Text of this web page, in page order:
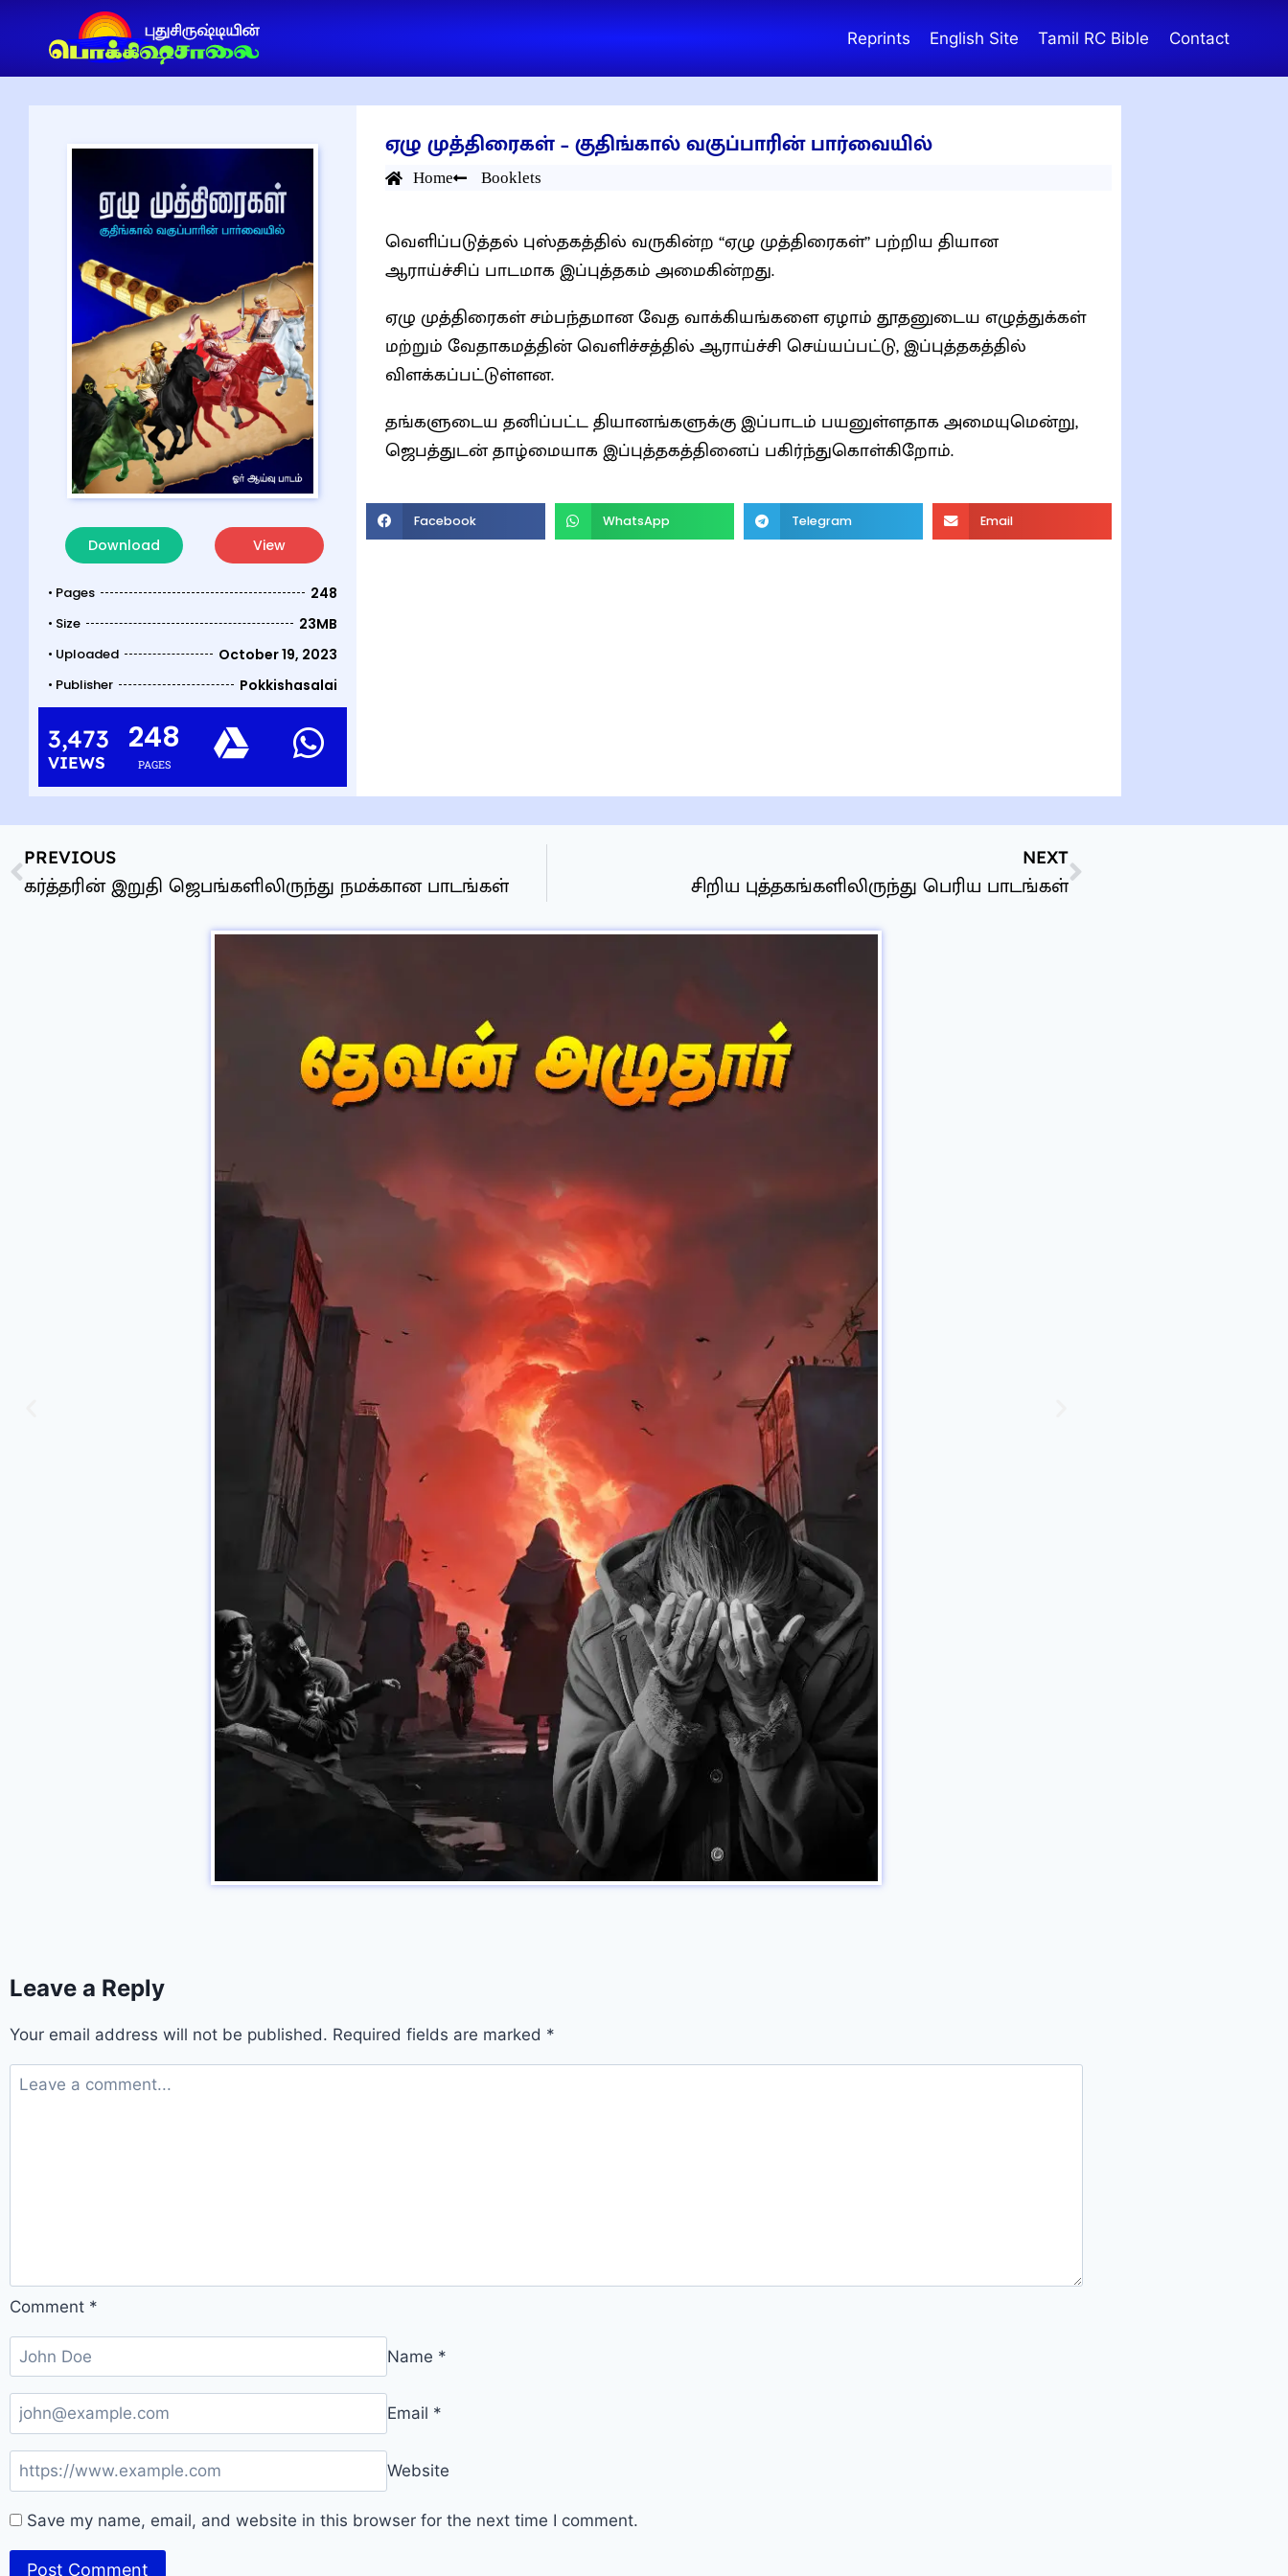
Reprints English Site Tamil RC Bible Contact
Download View
• Pages 248
• Size 23MB
• Uploaded October 19, 2023
• Publisher Pokkishasalai
3,473
VIEWS PAGES
248
ஏழு முத்திரைகள் – குதிங்கால் வகுப்பாரின் பார்வையில்
Home Booklets
வெளிப்படுத்தல் புஸ்தகத்தில் வருகின்ற “ஏழு முத்திரைகள்” பற்றிய தியான
ஆராய்ச்சிப் பாடமாக இப்புத்தகம் அமைகின்றது.
ஏழு முத்திரைகள் சம்பந்தமான வேத வாக்கியங்களை ஏழாம் தூதனுடைய எழுத்துக்கள்
மற்றும் வேதாகமத்தின் வெளிச்சத்தில் ஆராய்ச்சி செய்யப்பட்டு, இப்புத்தகத்தில்
விளக்கப்பட்டுள்ளன.
தங்களுடைய தனிப்பட்ட தியானங்களுக்கு இப்பாடம் பயனுள்ளதாக அமையுமென்று,
ஜெபத்துடன் தாழ்மையாக இப்புத்தகத்தினைப் பகிர்ந்துகொள்கிறோம்.
Facebook WhatsApp Telegram Email
PREVIOUS
கர்த்தரின் இறுதி ஜெபங்களிலிருந்து நமக்கான பாடங்கள்
NEXT
சிறிய புத்தகங்களிலிருந்து பெரிய பாடங்கள்
Leave a Reply
Your email address will not be published. Required fields are marked *
Comment *
Name *
Email *
Website
Save my name, email, and website in this browser for the next time I comment.